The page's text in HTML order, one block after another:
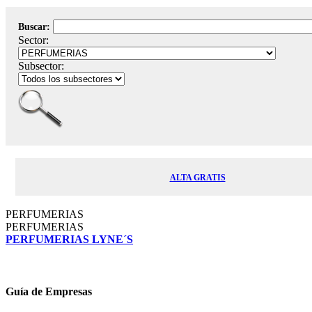
Buscar:
Sector:
Subsector:
ALTA GRATIS
PERFUMERIAS
PERFUMERIAS
PERFUMERIAS LYNE´S
Guía de Empresas